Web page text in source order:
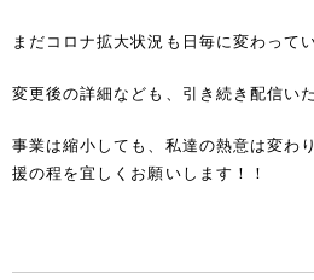
まだコロナ拡大状況も日毎に変わって
変更後の詳細なども、引き続き配信い
事業は縮小しても、私達の熱意は変わ
援の程を宜しくお願いします！！